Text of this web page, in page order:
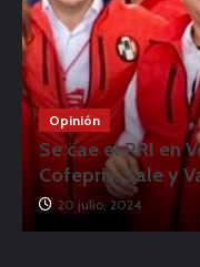
Opinión
Se cae el PRI en
Cofepris: Sale y
20 julio, 2024